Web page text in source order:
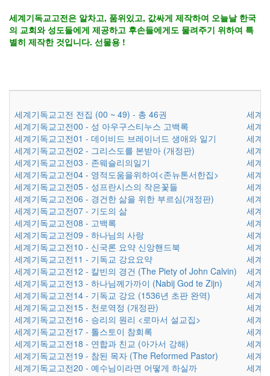
세계기독교고전은 알차고, 품위있고, 값싸게 제작하여 오늘날 한국
의 교회와 성도들에게 제공하고 후손들에게도 물려주기 위하여 특
별히 제작한 것입니다. 선물용 !
세계기독교고전 전집 (00 ~ 49) - 총 46권
세계기독교고전00 - 성 아우구스티누스 고백록
세계기독교고전01 - 데이비드 브레이너드 생애와 일기
세계기독교고전02 - 그리스도를 본받아 (개정판)
세계기독교고전03 - 존웨슬리의일기
세계기독교고전04 - 영적도움을위하여<존뉴톤서한집>
세계기독교고전05 - 성프란시스의 작은꽃들
세계기독교고전06 - 경건한 삶을 위한 부르심(개정판)
세계기독교고전07 - 기도의 삶
세계기독교고전08 - 고백록
세계기독교고전09 - 하나님의 사랑
세계기독교고전10 - 신국론 요약 신앙핸드북
세계기독교고전11 - 기독교 강요요약
세계기독교고전12 - 칼빈의 경건 (The Piety of John Calvin)
세계기독교고전13 - 하나님께가까이 (Nabij God te Zijn)
세계기독교고전14 - 기독교 강요 (1536년 초판 완역)
세계기독교고전15 - 천로역정 (개정판)
세계기독교고전16 - 승리의 원리 <로마서 설교집>
세계기독교고전17 - 톨스토이 참회록
세계기독교고전18 - 연합과 친교 (아가서 강해)
세계기독교고전19 - 참된 목자 (The Reformed Pastor)
세계기독교고전20 - 예수님이라면 어떻게 하실까
세계
세계
세계
세계
세계
세계
세계
세계
세계
세계
세계
세계
세계
세계
세계
세계
세계
세계
세계
세계
세계
세계